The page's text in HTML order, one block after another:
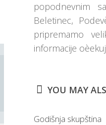
popodnevnim
Beletinec,
pripremamo
informacije
YOU MAY
Godišnja skupština